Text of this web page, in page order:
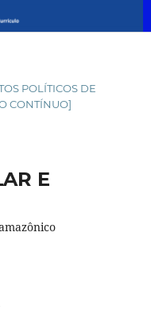
POLÍTICOS DE
CONTÍNUO]
E